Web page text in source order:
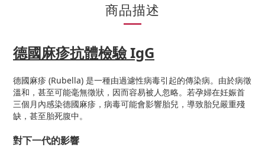
商品描述
德國麻疹抗體檢驗 IgG
德國麻疹 (Rubella) 是一種由過濾性病毒引起的傳染病。由於病徵
溫和，甚至可能毫無徵狀，因而容易被人忽略。若孕婦在妊娠首
三個月內感染德國麻疹，病毒可能會影響胎兒，導致胎兒嚴重殘
缺，甚至胎死腹中。
對下一代的影響